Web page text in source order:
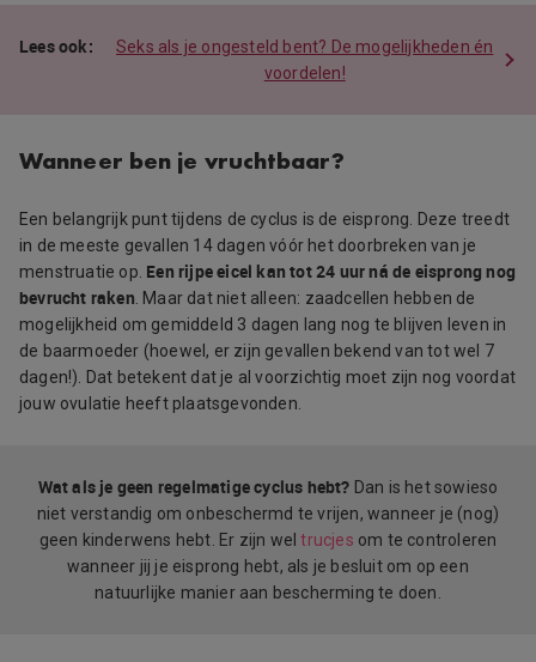
Seks als je ongesteld bent? De mogelijkheden én
voordelen!
Wanneer ben je vruchtbaar?
Een belangrijk punt tijdens de cyclus is de eisprong. Deze treedt
in de meeste gevallen 14 dagen vóór het doorbreken van je
menstruatie op. Een rijpe eicel kan tot 24 uur ná de eisprong nog
bevrucht raken . Maar dat niet alleen: zaadcellen hebben de
mogelijkheid om gemiddeld 3 dagen lang nog te blijven leven in
de baarmoeder (hoewel, er zijn gevallen bekend van tot wel 7
dagen!). Dat betekent dat je al voorzichtig moet zijn nog voordat
jouw ovulatie heeft plaatsgevonden.
Wat als je geen regelmatige cyclus hebt? Dan is het sowieso
niet verstandig om onbeschermd te vrijen, wanneer je (nog)
geen kinderwens hebt. Er zijn weltrucjes om te controleren
wanneer jij je eisprong hebt, als je besluit om op een
natuurlijke manier aan bescherming te doen.